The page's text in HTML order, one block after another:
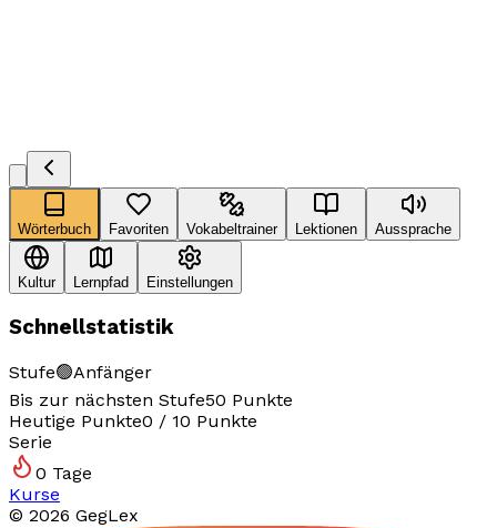
Wörterbuch Favoriten Vokabeltrainer Lektionen Aussprache
Kultur Lernpfad Einstellungen
Schnellstatistik
Stufe🟢Anfänger
Bis zur nächsten Stufe50 Punkte
Heutige Punkte0 / 10 Punkte
Serie
0 Tage
Kurse
© 2026 GegLex